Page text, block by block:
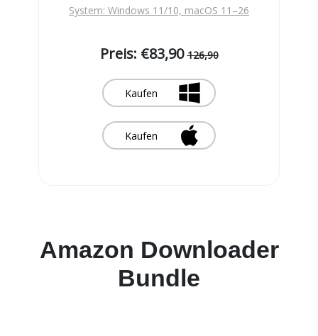
System: Windows 11/10, macOS 11–26
Preis: €83,90126,90
Kaufen
Kaufen
Amazon Downloader
Bundle